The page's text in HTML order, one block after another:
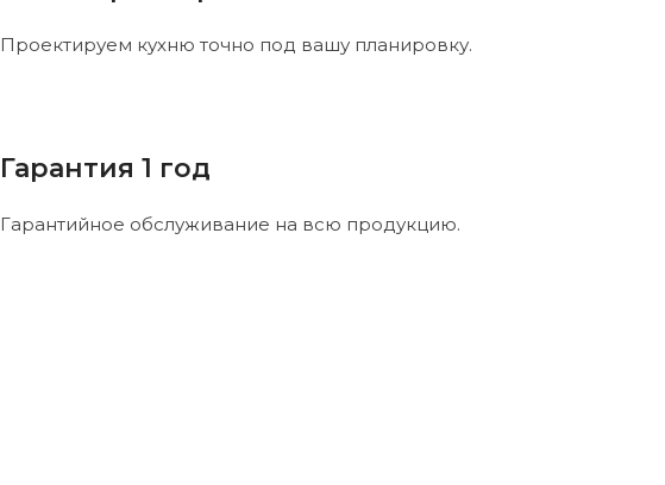
Проектируем кухню точно под вашу планировку.
Гарантия 1 год
Гарантийное обслуживание на всю продукцию.